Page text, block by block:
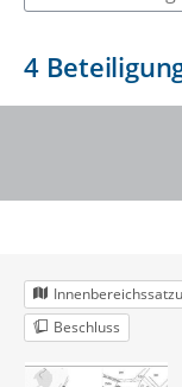
4
Beschluss